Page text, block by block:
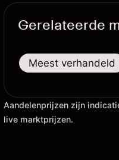
Gerelateerde
Meest verhandeld
Aandelenprijzen zijn
live marktprijzen.